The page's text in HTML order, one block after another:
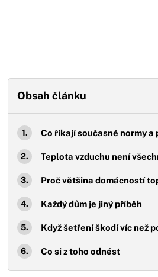
Obsah článku
Co říkají současné normy a
Teplota vzduchu není
Proč většina domácností
Každý dům je jiný příběh
Když šetření škodí víc než
Co si z toho odnést